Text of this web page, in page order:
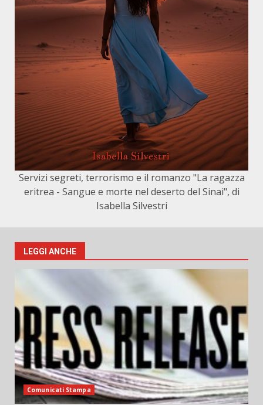
Servizi segreti, terrorismo e il romanzo "La ragazza
eritrea - Sangue e morte nel deserto del Sinai", di
Isabella Silvestri
LEGGI ANCHE
Comunicati Stampa